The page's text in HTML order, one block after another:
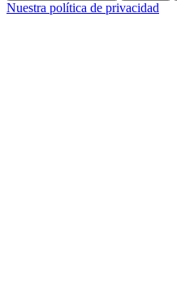
Nuestra política de privacidad